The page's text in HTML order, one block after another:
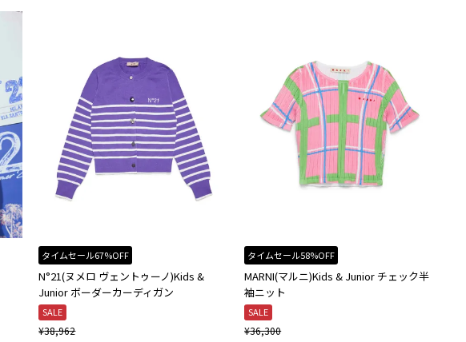
タイムセール67%OFF
N°21(ヌメロ ヴェントゥーノ)Kids &
Junior ボーダーカーディガン
SALE
¥38,962
タイムセール58%OFF
MARNI(マルニ)Kids & Junior チェック半
袖ニット
SALE
¥36,300